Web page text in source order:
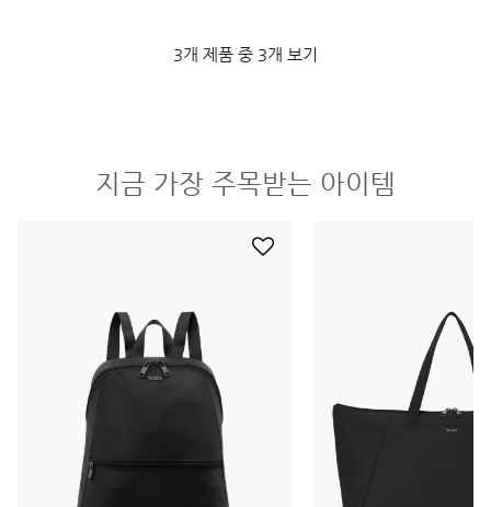
3개 제품 중 3개 보기
지금 가장 주목받는 아이템